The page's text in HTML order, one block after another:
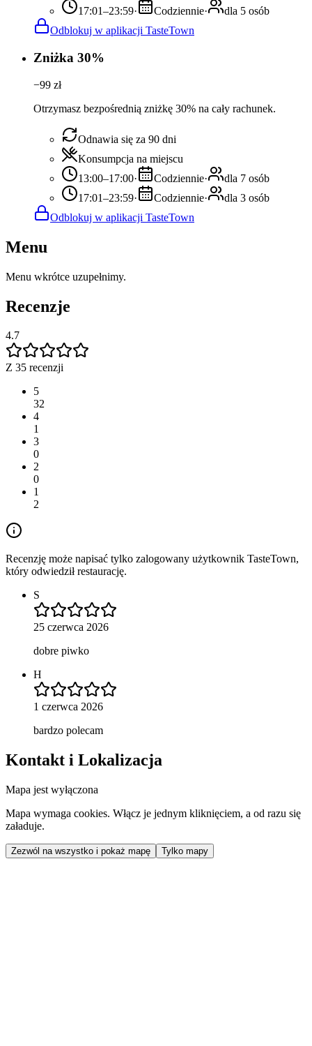
17:01–23:59· Codziennie·
dla 5 osób
Odblokuj w aplikacji TasteTown
Zniżka 30%
−99 zł
Otrzymasz bezpośrednią zniżkę 30% na cały rachunek.
Odnawia się za 90 dni
Konsumpcja na miejscu
13:00–17:00· Codziennie·
dla 7 osób
17:01–23:59· Codziennie·
dla 3 osób
Odblokuj w aplikacji TasteTown
Menu
Menu wkrótce uzupełnimy.
Recenzje
4.7
Z 35 recenzji
5
32
4
1
3
0
2
0
1
2
Recenzję może napisać tylko zalogowany użytkownik TasteTown,
który odwiedził restaurację.
S
25 czerwca 2026
dobre piwko
H
1 czerwca 2026
bardzo polecam
Kontakt i Lokalizacja
Mapa jest wyłączona
Mapa wymaga cookies. Włącz je jednym kliknięciem, a od razu się
załaduje.
Zezwól na wszystko i pokaż mapę Tylko mapy